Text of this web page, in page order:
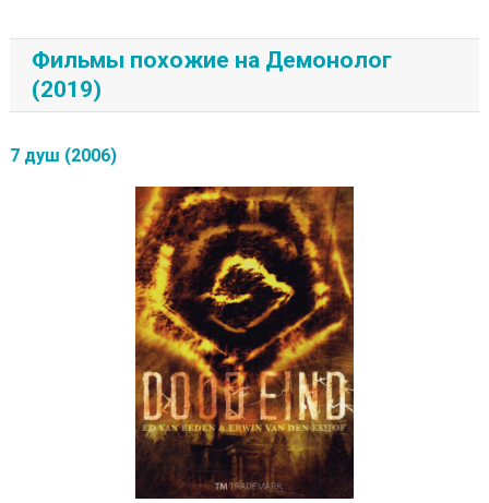
Фильмы похожие на Демонолог
(2019)
7 душ (2006)